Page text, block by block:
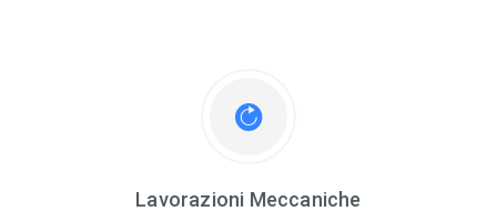
Lavorazioni Meccaniche